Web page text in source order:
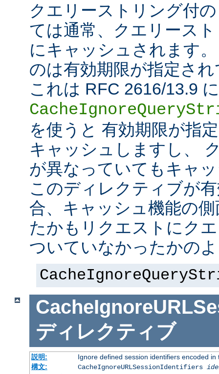
クエリーストリング付
ては通常、クエリース
にキャッシュされます
のは有効期限が指定さ
これは RFC 2616/13.9
を使うと 有効期限が指
キャッシュしますし、
が異なっていてもキャ
このディレクティブが
合、キャッシュ機能の
たかもリクエストにク
ついていなかったかの
ディレクティブ
説明:
Ignore defined session identifiers encoded in
構文:
CacheIgnoreURLSessionIdentifiers